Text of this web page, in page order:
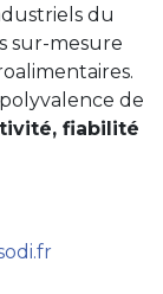
du
sur-mesure
de
fiabilité